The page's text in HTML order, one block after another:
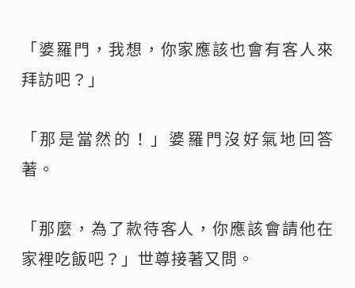
「婆羅門，我想，你家應該也會有客人來
拜訪吧？」
「那是當然的！」婆羅門沒好氣地回答
著。
「那麼，為了款待客人，你應該會請他在
家裡吃飯吧？」世尊接著又問。